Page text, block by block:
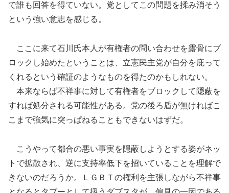
で誰も回答を得ていない。党としてこの問題を揉み消そう
という強い意志を感じる。
ここに来て石川氏本人が有権者の問い合わせを露骨にブ
ロックし始めたということは、立憲民主党が自分を庇って
くれるという確証のようなものを得たのかもしれない。
本来ならば不祥事に対して有権者をブロックして隠蔽を
すれば処分される可能性がある。党の後ろ盾が無ければこ
こまで強気に突っぱねることもできないはずだ。
こうやって都合の悪い事実を隠蔽しようとする姿がネッ
トで拡散され、逆に支持率低下を招いていることを理解で
きないのだろうか。ＬＧＢＴの権利を主張しながら不祥事